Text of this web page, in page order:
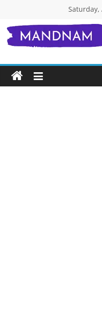
content
Saturday,
जाने
एक-